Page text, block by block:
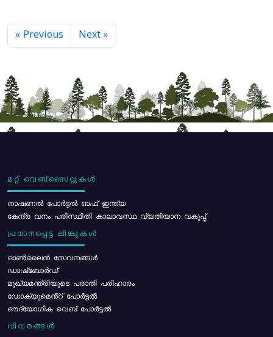
« Previous Next »
മറ്റ് വെബ്സൈറ്റുകൾ
നാഷണൽ പോർട്ടൽ ഓഫ് ഇന്ത്യ
കേന്ദ്ര വനം പരിസ്ഥിതി കാലാവസ്ഥ വ്യതിയാന വകുപ്പ്
പ്രധാനപ്പെട്ട ലിങ്കുകൾ
ഓൺലൈൻ സേവനങ്ങൾ
ഡാഷ്ബോർഡ്
മുഖ്യമന്ത്രിയുടെ പരാതി പരിഹാരം
ഡോക്യുമെൻ്റ് പോർട്ടൽ
ഔദ്യോഗിക വെബ് പോർട്ടൽ
വിവരങ്ങൾ